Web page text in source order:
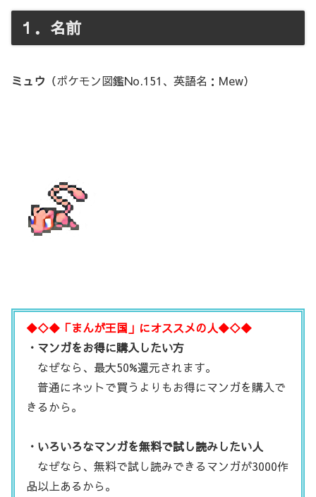
１．名前
ミュウ （ポケモン図鑑No.151、英語名：Mew）
◆◇◆「まんが王国」にオススメの人◆◇◆
・マンガをお得に購入したい方
なぜなら、最大50%還元されます。
普通にネットで買うよりもお得にマンガを購入で
きるから。
・いろいろなマンガを無料で試し読みしたい人
なぜなら、無料で試し読みできるマンガが3000作
品以上あるから。